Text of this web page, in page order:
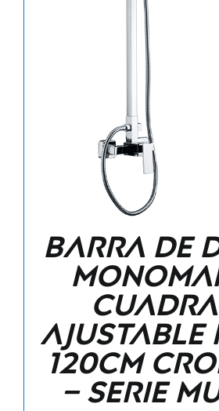
Barra de
ajustable
120CM
– Serie